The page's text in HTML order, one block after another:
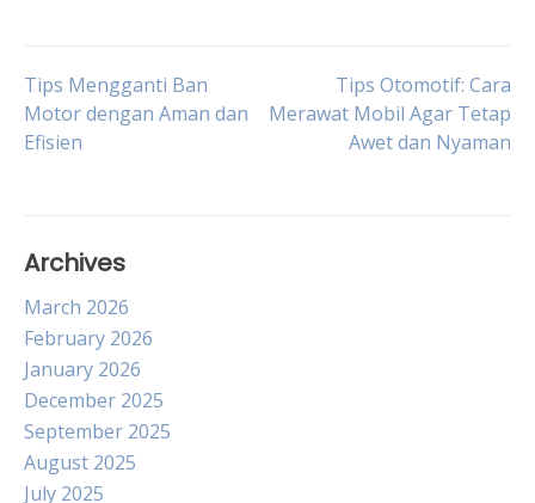
Post
navigation
Tips Mengganti Ban
Motor dengan Aman dan
Efisien
Tips Otomotif: Cara
Merawat Mobil Agar Tetap
Awet dan Nyaman
Archives
March 2026
February 2026
January 2026
December 2025
September 2025
August 2025
July 2025